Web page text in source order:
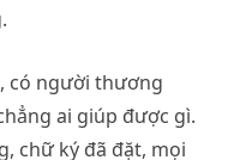
có người thương
ai giúp được gì.
chữ ký đã đặt, mọi